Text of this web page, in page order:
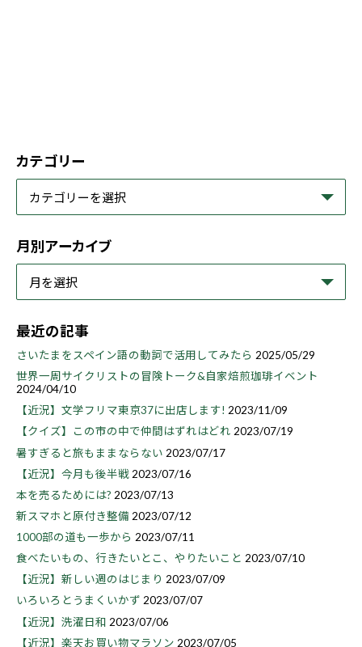
カテゴリー
月別アーカイブ
最近の記事
さいたまをスペイン語の動詞で活用してみたら 2025/05/29
世界一周サイクリストの冒険トーク&自家焙煎珈琲イベント
2024/04/10
【近況】文学フリマ東京37に出店します! 2023/11/09
【クイズ】この市の中で仲間はずれはどれ 2023/07/19
暑すぎると旅もままならない 2023/07/17
【近況】今月も後半戦 2023/07/16
本を売るためには? 2023/07/13
新スマホと原付き整備 2023/07/12
1000部の道も一歩から 2023/07/11
食べたいもの、行きたいとこ、やりたいこと 2023/07/10
【近況】新しい週のはじまり 2023/07/09
いろいろとうまくいかず 2023/07/07
【近況】洗濯日和 2023/07/06
【近況】楽天お買い物マラソン 2023/07/05